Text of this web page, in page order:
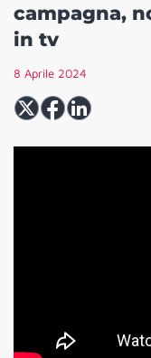
campagna,
in tv
8 Aprile 2024